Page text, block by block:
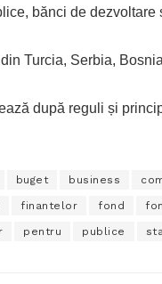
bănci de
Turcia, Serbia,
după reguli și
buget business
finantelor fond
pentru publice